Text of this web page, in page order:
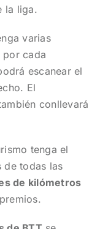
la liga.
varias
por cada
escanear el
El
conllevará
tenga el
de todas las
de kilómetros